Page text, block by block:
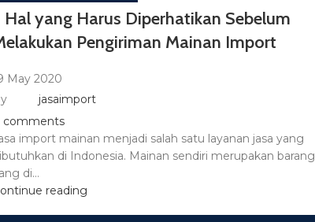
Hal yang Harus Diperhatikan Sebelum
Pengiriman Mainan Import
May 2020
jasaimport
comments
import mainan menjadi salah satu layanan jasa yang
di Indonesia. Mainan sendiri merupakan barang
di...
reading